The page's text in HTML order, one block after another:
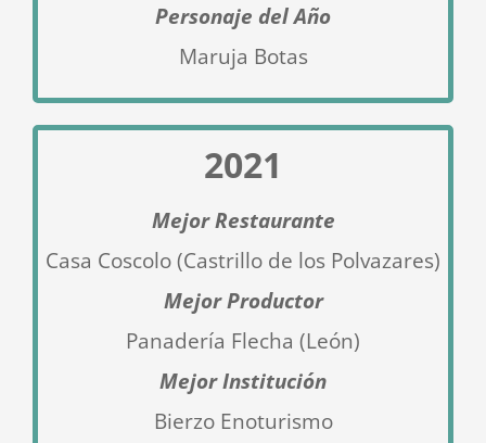
Personaje del Año
Maruja Botas
2021
Mejor Restaurante
Casa Coscolo (Castrillo de los Polvazares)
Mejor Productor
Panadería Flecha (León)
Mejor Institución
Bierzo Enoturismo